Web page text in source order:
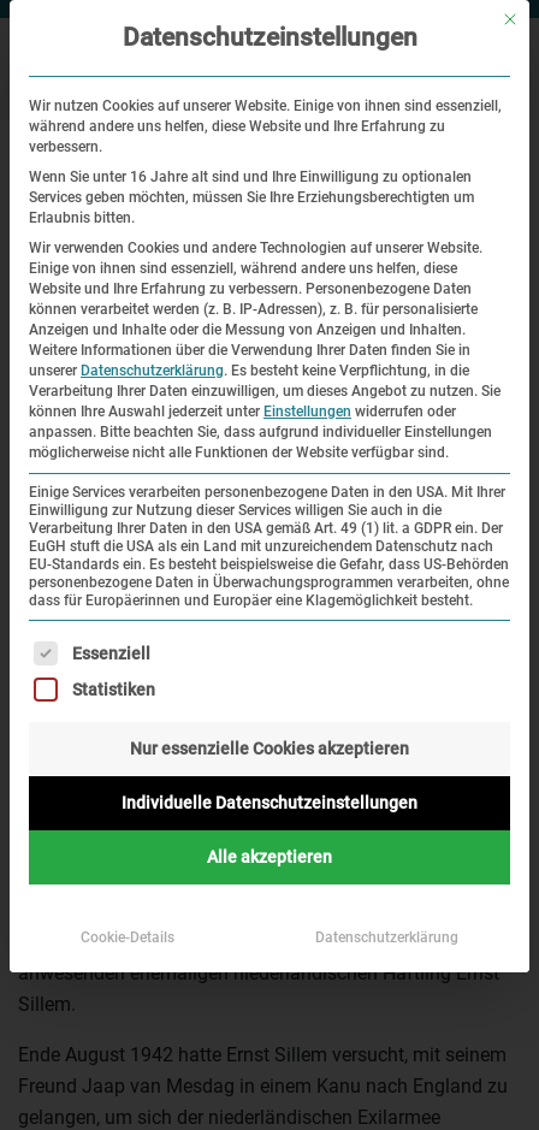
Startseite |
Dachau“
Neue Sonderausstellung – „Namen
statt Nummern – Niederländische
politische Häftlinge im
Konzentrationslager Dachau“
„Namen statt Nummern – Niederländische politische
Sonderausstellungsraum der KZ-Gedenkstätte Dachau
eröffnet. Dr. Gabriele Hammermann, Leiterin der KZ-
Gedenkstätte Dachau, und Peter Vermeij, Generalkonsul der
Ein ganz besonderes Grußwort ging dabei an den
anwesenden ehemaligen niederländischen Häftling Ernst
Sillem.
Ende August 1942 hatte Ernst Sillem versucht, mit seinem
Freund Jaap van Mesdag in einem Kanu nach England zu
gelangen, um sich der niederländischen Exilarmee
Mit
Datenschutzeinstellungen
Wir nutzen Cookies auf unserer Website. Einige von ihnen sind essenziell,
während andere uns helfen, diese Website und Ihre Erfahrung zu
verbessern.
Wenn Sie unter 16 Jahre alt sind und Ihre Einwilligung zu optionalen
Services geben möchten, müssen Sie Ihre Erziehungsberechtigten um
Erlaubnis bitten.
Wir verwenden Cookies und andere Technologien auf unserer Website.
Einige von ihnen sind essenziell, während andere uns helfen, diese
Website und Ihre Erfahrung zu verbessern. Personenbezogene Daten
können verarbeitet werden (z. B. IP-Adressen), z. B. für personalisierte
Anzeigen und Inhalte oder die Messung von Anzeigen und Inhalten.
Weitere Informationen über die Verwendung Ihrer Daten finden Sie in
unserer Datenschutzerklärung. Es besteht keine Verpflichtung, in die
Verarbeitung Ihrer Daten einzuwilligen, um dieses Angebot zu nutzen. Sie
können Ihre Auswahl jederzeit unter Einstellungen widerrufen oder
anpassen. Bitte beachten Sie, dass aufgrund individueller Einstellungen
möglicherweise nicht alle Funktionen der Website verfügbar sind.
Einige Services verarbeiten personenbezogene Daten in den USA. Mit Ihrer
Einwilligung zur Nutzung dieser Services willigen Sie auch in die
Verarbeitung Ihrer Daten in den USA gemäß Art. 49 (1) lit. a GDPR ein. Der
EuGH stuft die USA als ein Land mit unzureichendem Datenschutz nach
EU-Standards ein. Es besteht beispielsweise die Gefahr, dass US-Behörden
personenbezogene Daten in Überwachungsprogrammen verarbeiten, ohne
dass für Europäerinnen und Europäer eine Klagemöglichkeit besteht.
Es folgt eine Liste der Service-Gruppen, für die eine
Essenziell
Statistiken
Nur essenzielle Cookies akzeptieren
Individuelle Datenschutzeinstellungen
Alle akzeptieren
Cookie-Details Datenschutzerklärung